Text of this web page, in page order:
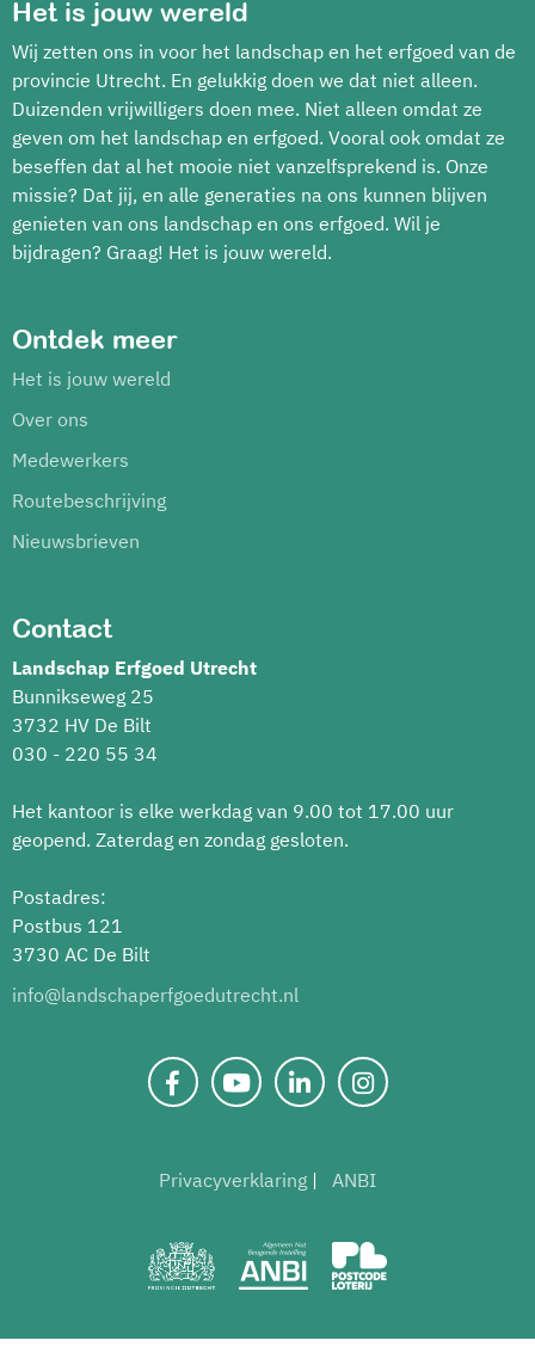
Het is jouw wereld
Wij zetten ons in voor het landschap en het erfgoed van de
provincie Utrecht. En gelukkig doen we dat niet alleen.
Duizenden vrijwilligers doen mee. Niet alleen omdat ze
geven om het landschap en erfgoed. Vooral ook omdat ze
beseffen dat al het mooie niet vanzelfsprekend is. Onze
missie? Dat jij, en alle generaties na ons kunnen blijven
genieten van ons landschap en ons erfgoed. Wil je
bijdragen? Graag! Het is jouw wereld.
Ontdek meer
Het is jouw wereld
Over ons
Medewerkers
Routebeschrijving
Nieuwsbrieven
Contact
Landschap Erfgoed Utrecht
Bunnikseweg 25
3732 HV De Bilt
030 - 220 55 34
Het kantoor is elke werkdag van 9.00 tot 17.00 uur
geopend. Zaterdag en zondag gesloten.
Postadres:
Postbus 121
3730 AC De Bilt
info@landschaperfgoedutrecht.nl
Privacyverklaring ANBI